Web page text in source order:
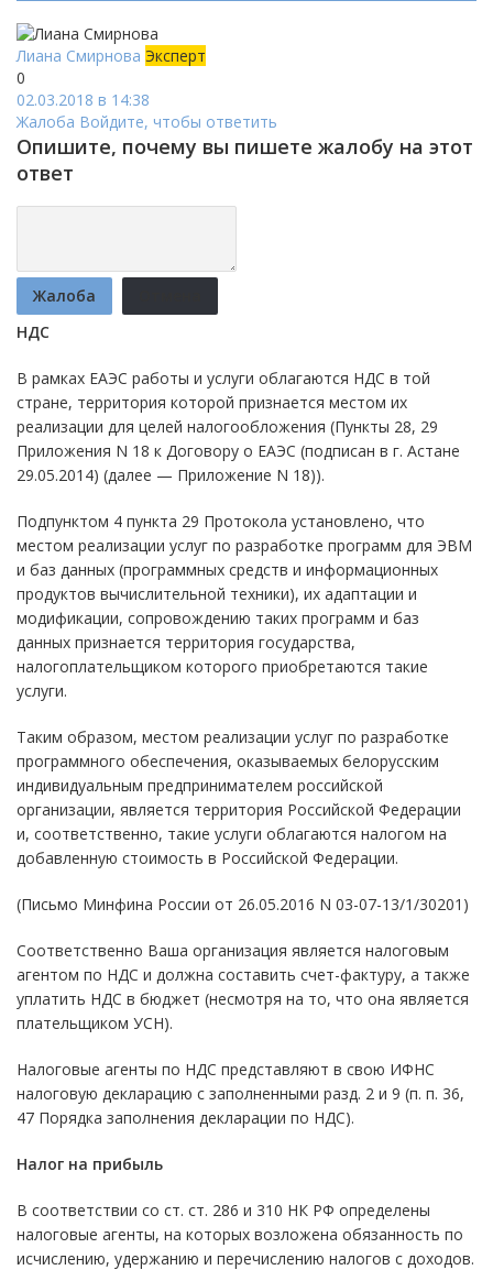
Лиана Смирнова Эксперт
0
02.03.2018 в 14:38
Жалоба Войдите, чтобы ответить
Опишите, почему вы пишете жалобу на этот
ответ
Жалоба
НДС
В рамках ЕАЭС работы и услуги облагаются НДС в той
стране, территория которой признается местом их
реализации для целей налогообложения (Пункты 28, 29
Приложения N 18 к Договору о ЕАЭС (подписан в г. Астане
29.05.2014) (далее — Приложение N 18)).
Подпунктом 4 пункта 29 Протокола установлено, что
местом реализации услуг по разработке программ для ЭВМ
и баз данных (программных средств и информационных
продуктов вычислительной техники), их адаптации и
модификации, сопровождению таких программ и баз
данных признается территория государства,
налогоплательщиком которого приобретаются такие
услуги.
Таким образом, местом реализации услуг по разработке
программного обеспечения, оказываемых белорусским
индивидуальным предпринимателем российской
организации, является территория Российской Федерации
и, соответственно, такие услуги облагаются налогом на
добавленную стоимость в Российской Федерации.
(Письмо Минфина России от 26.05.2016 N 03-07-13/1/30201)
Соответственно Ваша организация является налоговым
агентом по НДС и должна составить счет-фактуру, а также
уплатить НДС в бюджет (несмотря на то, что она является
плательщиком УСН).
Налоговые агенты по НДС представляют в свою ИФНС
налоговую декларацию с заполненными разд. 2 и 9 (п. п. 36,
47 Порядка заполнения декларации по НДС).
Налог на прибыль
В соответствии со ст. ст. 286 и 310 НК РФ определены
налоговые агенты, на которых возложена обязанность по
исчислению, удержанию и перечислению налогов с доходов.